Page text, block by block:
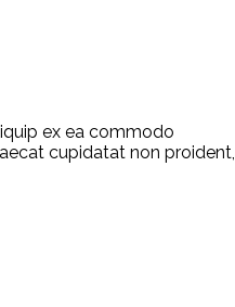
ex ea commodo
cupidatat non proident,